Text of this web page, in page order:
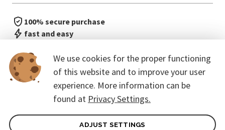
We use cookies for the proper functioning
of this website and to improve your user
experience. More information can be
found at Privacy Settings.
ADJUST SETTINGS
100% secure purchase
fast and easy